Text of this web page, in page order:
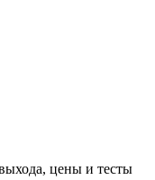
цены и тесты